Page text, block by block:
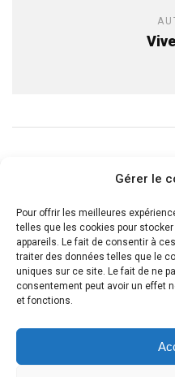
Gérer le
Pour offrir les meilleures
telles que les cookies pour
appareils. Le fait de consentir à
traiter des données telles que le
uniques sur ce site. Le fait de ne
consentement peut avoir un effet
et fonctions.
READ